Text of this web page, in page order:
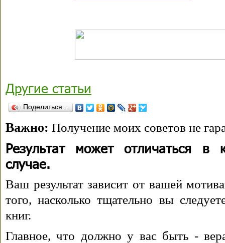
Другие статьи
Поделиться…
Важно: Получение моих советов не
Результат может отличаться в
случае.
Ваш результат зависит от вашей
того, насколько тщательно вы
книг.
Главное, что должно у вас быть -